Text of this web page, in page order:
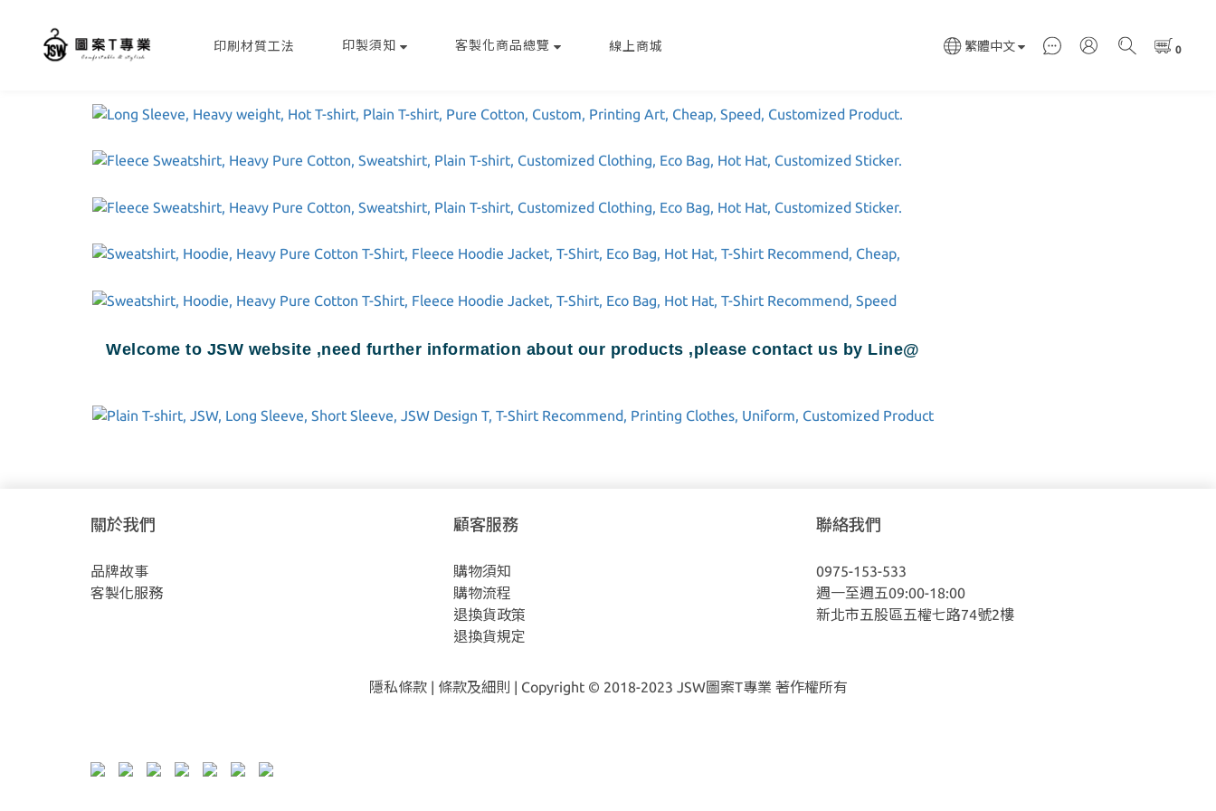
印刷材質工法 印製須知 客製化商品總覽 線上商城 繁體中文
Welcome to JSW website ,need further information about our products ,please contact us by Line@
關於我們
品牌故事
客製化服務
顧客服務
購物須知
購物流程
退換貨政策
退換貨規定
聯絡我們
0975-153-533
週一至週五09:00-18:00
新北市五股區五權七路74號2樓
隱私條款| 條款及細則 | Copyright © 2018-2023 JSW圖案T專業 著作權所有